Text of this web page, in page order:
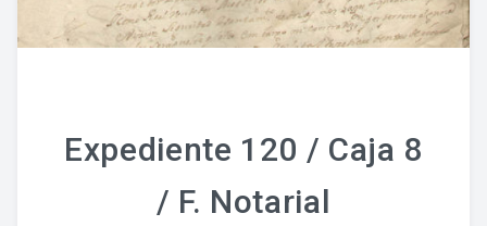
Expediente 120 / Caja 8
/ F. Notarial